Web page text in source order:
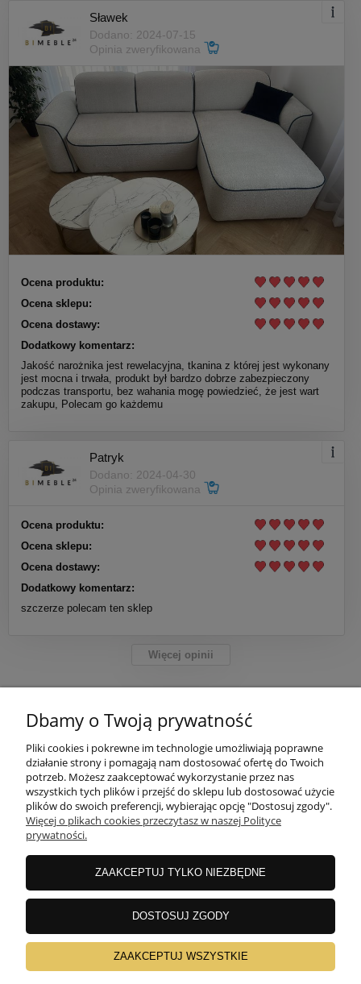
Sławek
Dodano: 2024-07-15
Opinia zweryfikowana
Ocena produktu:
Ocena sklepu:
Ocena dostawy:
Dodatkowy komentarz:
Jakość narożnika jest rewelacyjna, tkanina z której jest wykonany
jest mocna i trwała, produkt był bardzo dobrze zabezpieczony
podczas transportu, bez wahania mogę powiedzieć, że jest wart
zakupu, Polecam go każdemu
Patryk
Dodano: 2024-04-30
Opinia zweryfikowana
Ocena produktu:
Ocena sklepu:
Ocena dostawy:
Dodatkowy komentarz:
szczerze polecam ten sklep
Więcej opinii
POMOC
MOJE KONTO
INFORMACJE
O NAS
Dbamy o Twoją prywatność
Pliki cookies i pokrewne im technologie umożliwiają poprawne
działanie strony i pomagają nam dostosować ofertę do Twoich
potrzeb. Możesz zaakceptować wykorzystanie przez nas
wszystkich tych plików i przejść do sklepu lub dostosować użycie
plików do swoich preferencji, wybierając opcję "Dostosuj zgody".
Więcej o plikach cookies przeczytasz w naszej Polityce
prywatności.
ZAAKCEPTUJ TYLKO NIEZBĘDNE
DOSTOSUJ ZGODY
ZAAKCEPTUJ WSZYSTKIE